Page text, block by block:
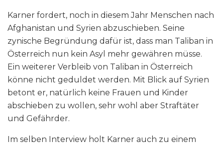
Karner fordert, noch in diesem Jahr Menschen nach
Afghanistan und Syrien abzuschieben. Seine
zynische Begründung dafür ist, dass man Taliban in
Österreich nun kein Asyl mehr gewähren müsse.
Ein weiterer Verbleib von Taliban in Österreich
könne nicht geduldet werden. Mit Blick auf Syrien
betont er, natürlich keine Frauen und Kinder
abschieben zu wollen, sehr wohl aber Straftäter
und Gefährder.
Im selben Interview holt Karner auch zu einem